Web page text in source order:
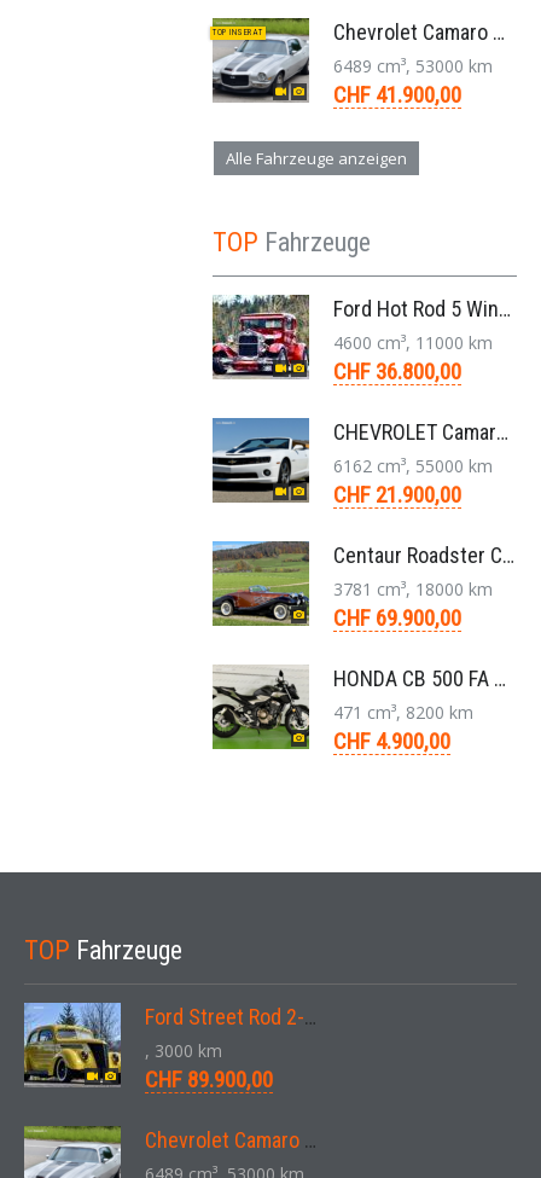
TOP INSERAT Chevrolet Camaro SS 396 LS3 Coupe Aut. 1971
6489 cm³, 53000 km
CHF 41.900,00
Alle Fahrzeuge anzeigen
TOP Fahrzeuge
Ford Hot Rod 5 Window 283 V8 4-Gang 1929
4600 cm³, 11000 km
CHF 36.800,00
CHEVROLET Camaro 2SS RS 6,2L V8 Cabriolet Aut. 2011
6162 cm³, 55000 km
CHF 21.900,00
Centaur Roadster Convertible 3,8 V6 Aut. 1981
3781 cm³, 18000 km
CHF 69.900,00
HONDA CB 500 FA ABS Naked Bike 2020
471 cm³, 8200 km
CHF 4.900,00
TOP Fahrzeuge
Ford Street Rod 2-Door V8 Aut. 1937
, 3000 km
CHF 89.900,00
Chevrolet Camaro SS 396 LS3 Coupe Aut. 1971